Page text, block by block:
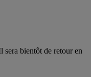
bientôt de retour en